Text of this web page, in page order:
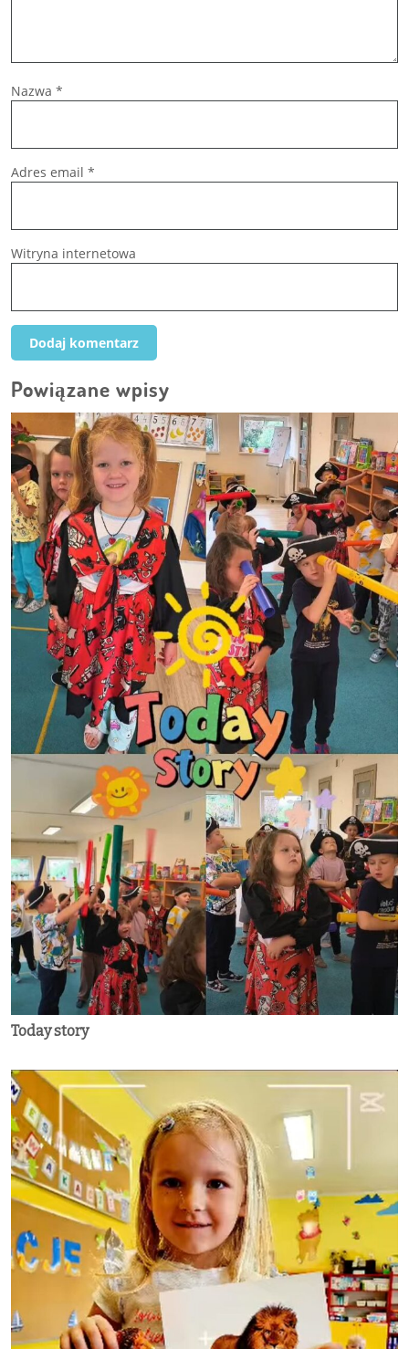
Nazwa *
Adres email *
Witryna internetowa
Powiązane wpisy
Today story